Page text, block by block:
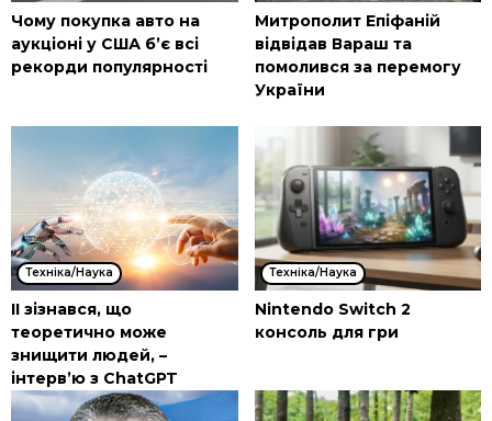
Чому покупка авто на
аукціоні у США б’є всі
рекорди популярності
Митрополит Епіфаній
відвідав Вараш та
помолився за перемогу
України
Техніка/Наука
ІІ зізнався, що
теоретично може
знищити людей, –
інтерв’ю з ChatGPT
Техніка/Наука
Nintendo Switch 2
консоль для гри